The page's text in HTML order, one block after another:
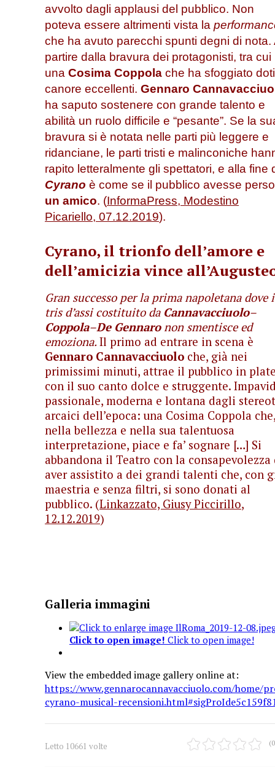
avvolto dagli applausi del pubblico. Non
poteva essere altrimenti vista la
che ha avuto parecchi spunti degni di nota.
partire dalla bravura dei protagonisti, tra cui
una Cosima Coppola che ha sfoggiato doti
canore eccellenti. Gennaro
ha saputo sostenere con grande talento e
abilità un ruolo difficile e “pesante”. Se la
bravura si è notata nelle parti più leggere e
ridanciane, le parti tristi e malinconiche
rapito letteralmente gli spettatori, e alla fine
Cyrano è come se il pubblico avesse perso
un amico. (InformaPress, Modestino
Picariello, 07.12.2019).
Cyrano, il trionfo dell’amore e
dell’amicizia vince
Gran successo per la prima napoletana dove
tris d’assi costituito da Cannavacciuolo–
Coppola–De Gennaronon smentisce ed
emoziona.Il primo ad entrare in scena è
Gennaro Cannavacciuolo che, già nei
primissimi minuti, attrae il pubblico in
con il suo canto dolce e struggente.
passionale, moderna e lontana dagli
arcaici dell’epoca: una Cosima Coppola che,
nella bellezza e nella sua talentuosa
interpretazione, piace e fa’ sognare […] Si
abbandona il Teatro con la consapevolezza
aver assistito a dei grandi talenti che, con
maestria e senza filtri, si sono donati al
pubblico. (Linkazzato, Giusy Piccirillo,
12.12.2019)
Galleria immagini
Click to open image! Click to open image!
View the embedded image gallery online at:
https://www.gennarocannavacciuolo.com/home/
cyrano-musical-
Letto 10661 volte